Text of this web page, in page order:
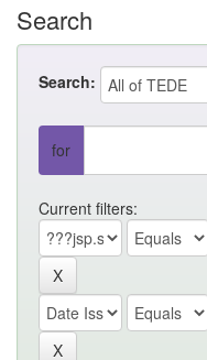
Search
Search:
for
Current filters: